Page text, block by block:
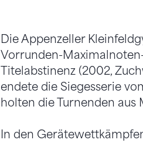
Die Appenzeller
Vorrunden-
Titelabstinenz (2002,
endete die Siegesserie
holten die Turnenden
In den